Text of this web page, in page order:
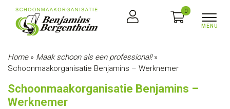
0
Home» Maak schoon als een professional!»
Schoonmaakorganisatie Benjamins – Werknemer
Schoonmaakorganisatie Benjamins –
Werknemer